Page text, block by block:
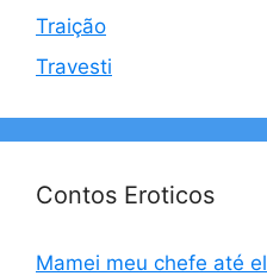
Traição
Travesti
Contos Eroticos
Mamei meu chefe até